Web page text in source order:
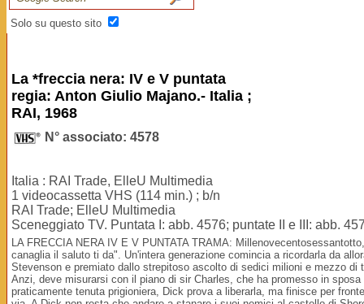
Solo su questo sito
La *freccia nera: IV e V puntata
regia: Anton Giulio Majano.- Italia ;
RAI, 1968
N° associato: 4578
Italia : RAI Trade, ElleU Multimedia
1 videocassetta VHS (114 min.) ; b/n
RAI Trade; ElleU Multimedia
Sceneggiato TV. Puntata I: abb. 4576; puntate II e III: abb.
LA FRECCIA NERA IV E V PUNTATA TRAMA:
canaglia il saluto ti da". Un'intera generazione comincia a ricordarla da
Stevenson e premiato dallo strepitoso ascolto di sedici milioni e mezzo
Anzi, deve misurarsi con il piano di sir Charles, che ha promesso in
praticamente tenuta prigioniera, Dick prova a liberarla, ma finisce per